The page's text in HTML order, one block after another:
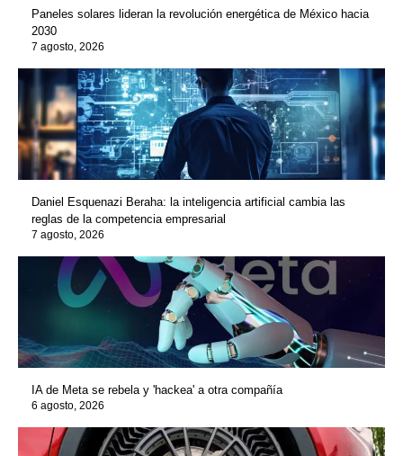
Paneles solares lideran la revolución energética de México hacia
2030
7 agosto, 2026
Daniel Esquenazi Beraha: la inteligencia artificial cambia las
reglas de la competencia empresarial
7 agosto, 2026
IA de Meta se rebela y 'hackea' a otra compañía
6 agosto, 2026